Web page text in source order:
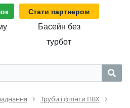
Стати партнером
Басейн без
турбот
Труби і фітінги ПВХ